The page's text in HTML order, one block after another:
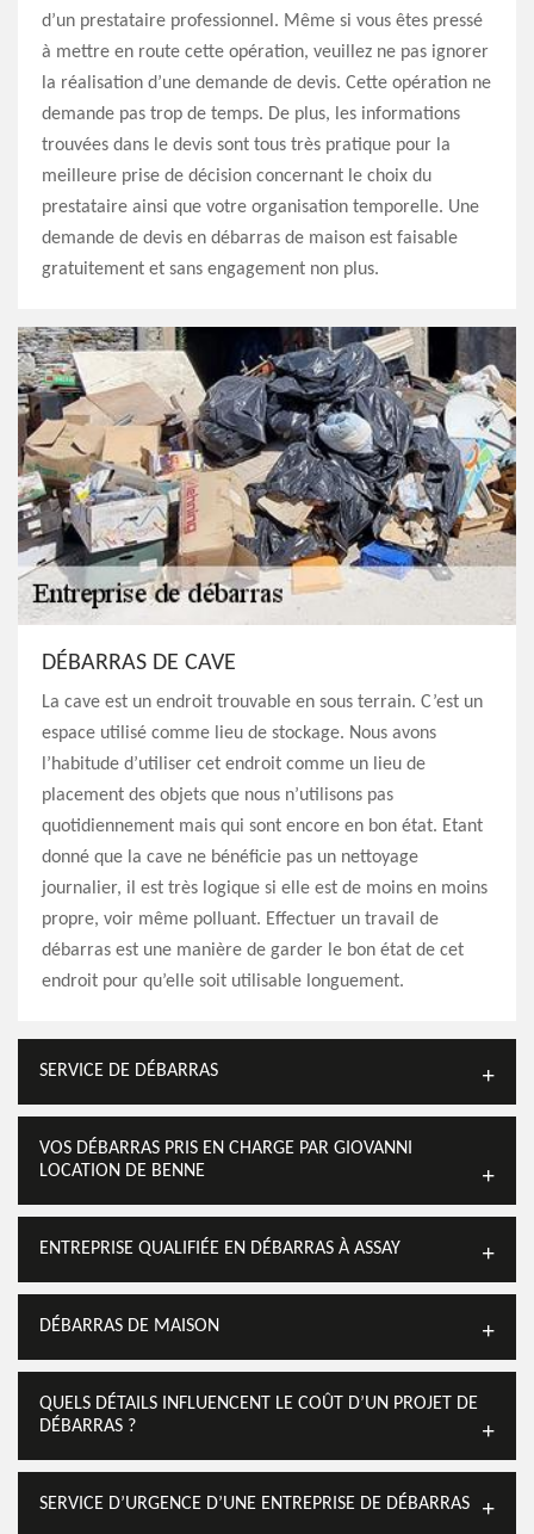
d’un prestataire professionnel. Même si vous êtes pressé
à mettre en route cette opération, veuillez ne pas ignorer
la réalisation d’une demande de devis. Cette opération ne
demande pas trop de temps. De plus, les informations
trouvées dans le devis sont tous très pratique pour la
meilleure prise de décision concernant le choix du
prestataire ainsi que votre organisation temporelle. Une
demande de devis en débarras de maison est faisable
gratuitement et sans engagement non plus.
DÉBARRAS DE CAVE
La cave est un endroit trouvable en sous terrain. C’est un
espace utilisé comme lieu de stockage. Nous avons
l’habitude d’utiliser cet endroit comme un lieu de
placement des objets que nous n’utilisons pas
quotidiennement mais qui sont encore en bon état. Etant
donné que la cave ne bénéficie pas un nettoyage
journalier, il est très logique si elle est de moins en moins
propre, voir même polluant. Effectuer un travail de
débarras est une manière de garder le bon état de cet
endroit pour qu’elle soit utilisable longuement.
SERVICE DE DÉBARRAS
VOS DÉBARRAS PRIS EN CHARGE PAR GIOVANNI
LOCATION DE BENNE
ENTREPRISE QUALIFIÉE EN DÉBARRAS À ASSAY
DÉBARRAS DE MAISON
QUELS DÉTAILS INFLUENCENT LE COÛT D’UN PROJET DE
DÉBARRAS ?
SERVICE D’URGENCE D’UNE ENTREPRISE DE DÉBARRAS